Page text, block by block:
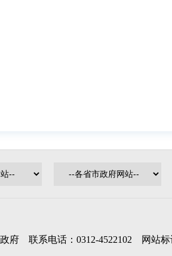
府 联系电话：0312-4522102 网站标